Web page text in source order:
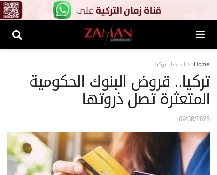
Home اقتصاد تركيا
تركيا.. قروض البنوك الحكومية
المتعثرة تصل ذروتها
09/08/2025